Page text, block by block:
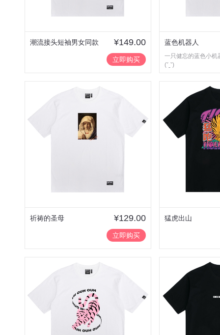
潮流接头短袖男女同款
¥149.00
立即购买
蓝色机器人
一只健忘的蓝色小机
(ˇˍˇ)
祈祷的圣母 ¥129.00
立即购买
猛虎出山